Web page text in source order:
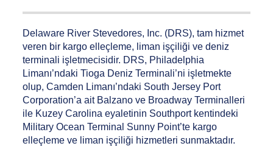
Delaware River Stevedores, Inc. (DRS), tam hizmet
veren bir kargo elleçleme, liman işçiliği ve deniz
terminali işletmecisidir. DRS, Philadelphia
Limanı’ndaki Tioga Deniz Terminali’ni işletmekte
olup, Camden Limanı’ndaki South Jersey Port
Corporation’a ait Balzano ve Broadway Terminalleri
ile Kuzey Carolina eyaletinin Southport kentindeki
Military Ocean Terminal Sunny Point’te kargo
elleçleme ve liman işçiliği hizmetleri sunmaktadır.